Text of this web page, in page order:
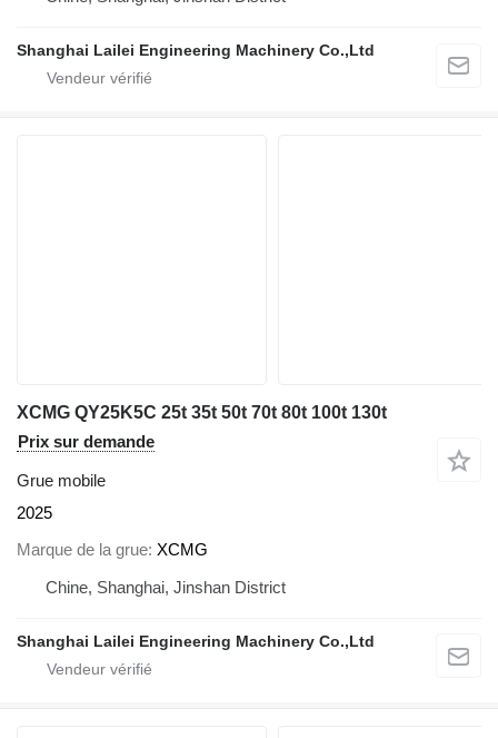
Shanghai Lailei Engineering Machinery Co.,Ltd
XCMG QY25K5C 25t 35t 50t 70t 80t 100t 130t
Prix sur demande
Grue mobile
2025
Marque de la grue XCMG
Chine, Shanghai, Jinshan District
Shanghai Lailei Engineering Machinery Co.,Ltd